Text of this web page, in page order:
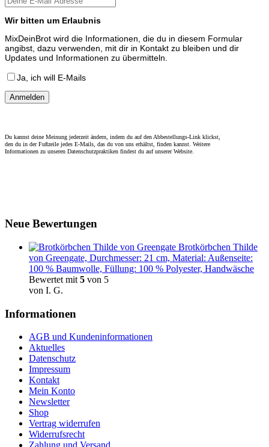
Wir bitten um Erlaubnis
MixDeinBrot wird die Informationen, die du in diesem Formular
angibst, dazu verwenden, mit dir in Kontakt zu bleiben und dir
Updates und Informationen zu übermitteln.
Ja, ich will E-Mails
Du kannst deine Meinung jederzeit ändern, indem du auf den Abbestellungs-Link klickst,
den du in der Fußzeile jedes E-Mails, das du von uns erhältst, finden kannst. Weitere
Informationen zu unseren Datenschutzpraktiken findest du auf unserer Website.
Neue Bewertungen
Brotkörbchen Thilde
von Greengate, Durchmesser: 21 cm, Material: Außenseite:
100 % Baumwolle, Füllung: 100 % Polyester, Handwäsche
Bewertet mit 5 von 5
von I. G.
Informationen
AGB und Kundeninformationen
Aktuelles
Datenschutz
Impressum
Kontakt
Mein Konto
Newsletter
Shop
Vertrag widerrufen
Widerrufsrecht